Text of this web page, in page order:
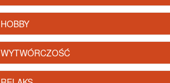
HOBBY
WYTWÓRCZOŚĆ